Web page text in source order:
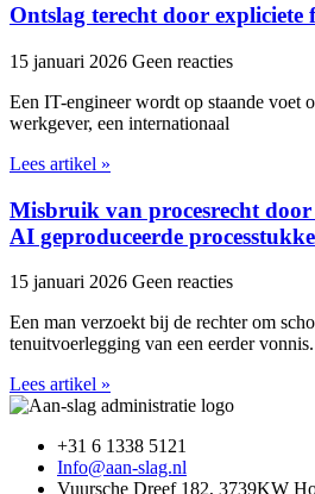
Ontslag terecht door expliciete
15 januari 2026 Geen reacties
Een IT-engineer wordt op staande voet
werkgever, een internationaal
Lees artikel »
Misbruik van procesrecht
AI geproduceerde
15 januari 2026 Geen reacties
Een man verzoekt bij de rechter om
tenuitvoerlegging van een eerder
Lees artikel »
+31 6 1338 5121
Info@aan-slag.nl
Vuursche Dreef 182, 3739KW